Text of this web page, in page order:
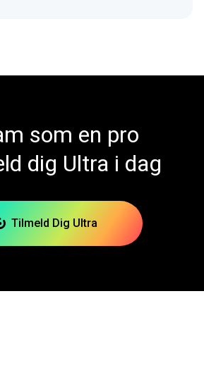
som en pro
dig Ultra i dag
Tilmeld Dig Ultra